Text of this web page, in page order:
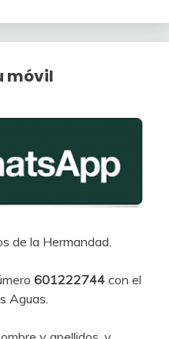
móvil
de la Hermandad.
601222744 con el
Aguas.